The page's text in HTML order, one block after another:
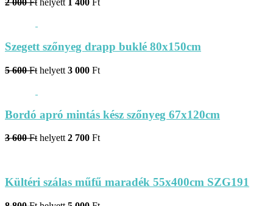
2 000 Fthelyett 1 400 Ft
Szegett szőnyeg drapp buklé 80x150cm
5 600 Ft helyett 3 000 Ft
Bordó apró mintás kész szőnyeg 67x120cm
3 600 Ft helyett 2 700 Ft
Kültéri szálas műfű maradék 55x400cm SZG191